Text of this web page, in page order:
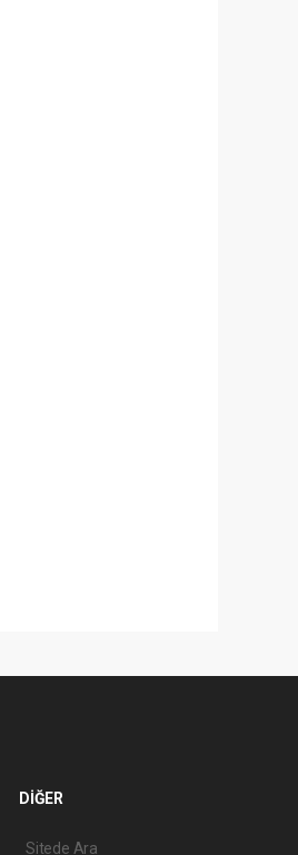
DİĞER
Sitede Ara